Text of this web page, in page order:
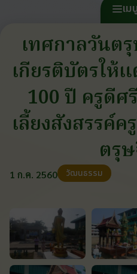
เมนู
เทศกาลวันต
เกียรติบัตรให้
100 ปี ครูดีศ
เลี้ยงสังสรรค์
ตรุ
1 ก.ค. 2560 วัฒนธรรม